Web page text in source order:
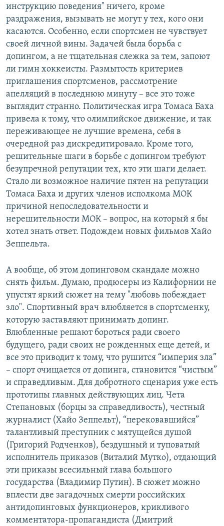
инструкцию поведения" ничего, кроме
раздражения, вызывать не могут у тех, кого они
касаются. Особенно, если спортсмен не чувствует
своей личной вины. Задачей была борьба с
допингом, а не тщательная слежка за тем, запоют
ли гимн хоккеисты. Размытость критериев
приглашения спортсменов, рассмотрение
апелляций в последнюю минуту – все это тоже
выглядит странно. Политическая игра Томаса Баха
привела к тому, что олимпийское движение, и так
переживающее не лучшие времена, себя в
очередной раз дискредитировало. Кроме того,
решительные шаги в борьбе с допингом требуют
безупречной репутации тех, кто эти шаги делает.
Стало ли возможное наличие пятен на репутации
Томаса Баха и других членов исполкома МОК
причиной непоследовательности и
нерешительности МОК – вопрос, на который я бы
хотел знать ответ. Подождем новых фильмов Хайо
Зеппельта.
А вообще, об этом допинговом скандале можно
снять фильм. Думаю, продюсеры из Калифорнии не
упустят яркий сюжет на тему "любовь побеждает
зло". Спортивный врач влюбляется в спортсменку,
которую заставляют принимать допинг.
Влюбленные решают бороться ради своего
будущего, ради своих не рожденных еще детей, и
все это приводит к тому, что рушится “империя зла”
– спорт очищается от допинга, становится “чистым”
и справедливым. Для добротного сценария уже есть
прототипы главных действующих лиц. Чета
Степановых (борцы за справедливость), честный
журналист (Хайо Зеппельт), “перековавшийся”
талантливый преступник с мятущейся душой
(Григорий Родченков), бездушный и туповатый
исполнитель приказов (Виталий Мутко), отдающий
эти приказы всесильный глава большого
государства (Владимир Путин). В сюжет можно
вплести две загадочных смерти российских
антидопинговых функционеров, крикливого
комментатора-пропагандиста (Дмитрий